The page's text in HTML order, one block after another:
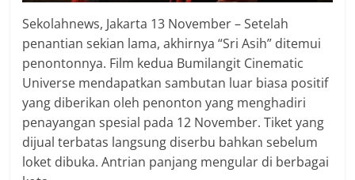
Sekolahnews, Jakarta 13 November – Setelah
penantian sekian lama, akhirnya “Sri Asih” ditemui
penontonnya. Film kedua Bumilangit Cinematic
Universe mendapatkan sambutan luar biasa positif
yang diberikan oleh penonton yang menghadiri
penayangan spesial pada 12 November. Tiket yang
dijual terbatas langsung diserbu bahkan sebelum
loket dibuka. Antrian panjang mengular di berbagai